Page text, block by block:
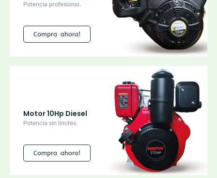
Potencia profesional.
Compra ahora!
Motor 10Hp Diesel
Potencia sin limites.
Compra ahora!